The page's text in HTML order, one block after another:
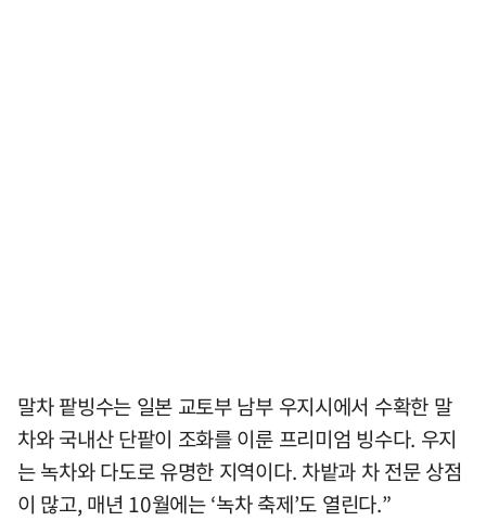
말차 팥빙수는 일본 교토부 남부 우지시에서 수확한 말
차와 국내산 단팥이 조화를 이룬 프리미엄 빙수다. 우지
는 녹차와 다도로 유명한 지역이다. 차밭과 차 전문 상점
이 많고, 매년 10월에는 ‘녹차 축제’도 열린다.”